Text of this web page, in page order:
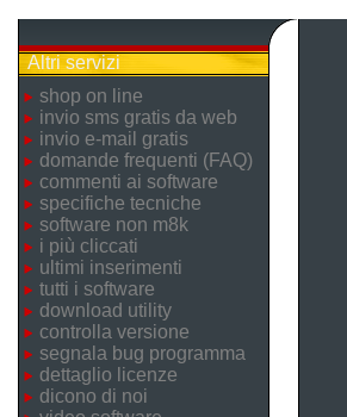
Altri servizi
shop on line
invio sms gratis da web
invio e-mail gratis
domande frequenti (FAQ)
commenti ai software
specifiche tecniche
software non m8k
i più cliccati
ultimi inserimenti
tutti i software
download utility
controlla versione
segnala bug programma
dettaglio licenze
dicono di noi